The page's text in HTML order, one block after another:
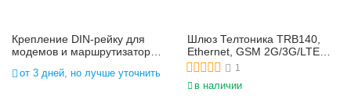
Крепление DIN-рейку для
модемов и маршрутизаторов
от 3 дней, но лучше уточнить
Шлюз Телтоника TRB140,
Ethernet, GSM 2G/3G/LTE
сотовый промышленный
1
в наличии